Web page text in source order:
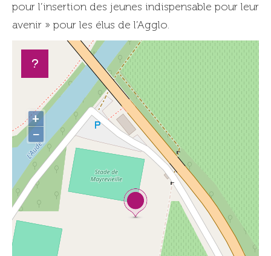
pour l’insertion des jeunes indispensable pour leur
avenir » pour les élus de l’Agglo.
+
−